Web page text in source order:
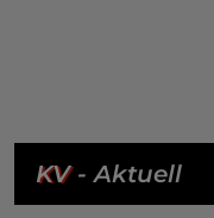
KV- Aktuell